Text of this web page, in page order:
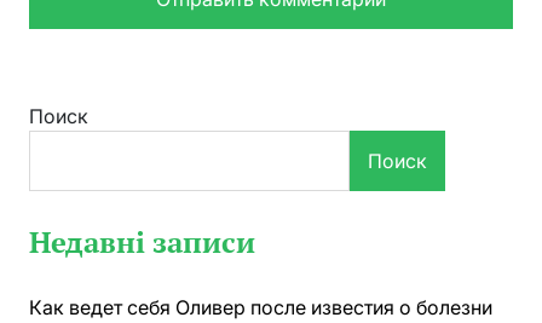
Поиск
Поиск
Недавні записи
Как ведет себя Оливер после известия о болезни